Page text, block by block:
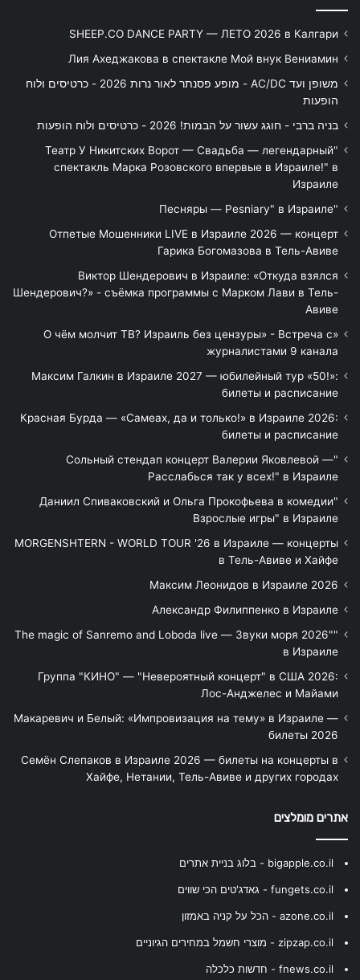
SHEEP.CO DANCE PARTY — ЛЕТО 2026 в Калгари
Лия Ахеджакова в спектакле Мой внук Вениамин
משופן ועד AC/DC - מופע פסנתר לאור נרות 2026 - כרטיסים ולוח
הופעות
בניה ברבי - חוגג עשור על הבמות! 2026 - כרטיסים ולוח הופעות
"Театр У Никитских Ворот — Свадьба — легендарный
спектакль Марка Розовского впервые в Израиле!" в
Израиле
"Песняры — Pesniary" в Израиле
Отпетые Мошенники LIVE в Израиле 2026 — концерт
Гарика Богомазова в Тель-Авиве
Виктор Шендерович в Израиле: «Откуда взялся
Шендерович?» - съёмка программы с Марком Лави в Тель-
Авиве
«О чём молчит ТВ? Израиль без цензуры» - Встреча с
журналистами 9 канала
Максим Галкин в Израиле 2027 — юбилейный тур «50!»:
билеты и расписание
Красная Бурда — «Самеах, да и только!» в Израиле 2026:
билеты и расписание
"Сольный стендап концерт Валерии Яковлевой —
Расслабься так у всех!" в Израиле
"Даниил Спиваковский и Ольга Прокофьева в комедии
Взрослые игры" в Израиле
MORGENSHTERN - WORLD TOUR '26 в Израиле — концерты
в Тель-Авиве и Хайфе
Максим Леонидов в Израиле 2026
Александр Филиппенко в Израиле
"The magic of Sanremo and Loboda live — Звуки моря 2026"
в Израиле
Группа "КИНО" — "Невероятный концерт" в США 2026:
Лос-Анджелес и Майами
Макаревич и Белый: «Импровизация на тему» в Израиле —
билеты 2026
Семён Слепаков в Израиле 2026 — билеты на концерты в
Хайфе, Нетании, Тель-Авиве и других городах
אתרים מומלצים
bigapple.co.il - בלוג בניית אתרים
fungets.co.il - גאדג'טים הכי שווים
azone.co.il - הכל על קניה באמזון
zipzap.co.il - מוצרי חשמל במחירים הגיוניים
fnews.co.il - חדשות כלכלה